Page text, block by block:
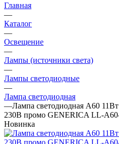
Главная
—
Каталог
—
Освещение
—
Лампы (источники света)
—
Лампы светодиодные
—
Лампа светодиодная
—Лампа светодиодная A60
230В промо GENERICA LL-
Новинка